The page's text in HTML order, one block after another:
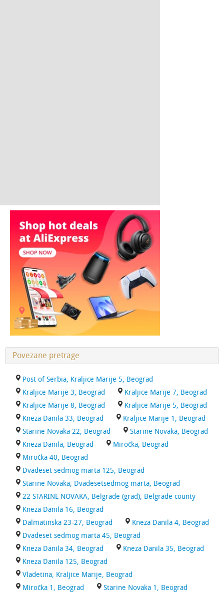
Povezane pretrage
Post of Serbia, Kraljice Marije 5, Beograd
Kraljice Marije 3, Beograd
Kraljice Marije 7, Beograd
Kraljice Marije 8, Beograd
Kraljice Marije 5, Beograd
Kneza Danila 33, Beograd
Kraljice Marije 1, Beograd
Starine Novaka 22, Beograd
Starine Novaka, Beograd
Kneza Danila, Beograd
Miročka, Beograd
Miročka 40, Beograd
Dvadeset sedmog marta 125, Beograd
Starine Novaka, Dvadesetsedmog marta, Beograd
22 STARINE NOVAKA, Belgrade (grad), Belgrade county
Kneza Danila 16, Beograd
Dalmatinska 23-27, Beograd
Kneza Danila 4, Beograd
Dvadeset sedmog marta 45, Beograd
Kneza Danila 34, Beograd
Kneza Danila 35, Beograd
Kneza Danila 125, Beograd
Vladetina, Kraljice Marije, Beograd
Miročka 1, Beograd
Starine Novaka 1, Beograd